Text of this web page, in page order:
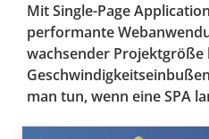
Mit Single-Page
performante
wachsender Projektgröße
man tun, wenn eine SPA